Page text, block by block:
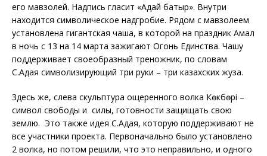
его мавзолей. Надпись гласит «Адай батыр». Внутри
находится символическое надгробие. Рядом с мавзолеем
установлена гигантская чаша, в которой на праздник Амал
в ночь с 13 на 14 марта зажигают Огонь Единства. Чашу
поддерживает своеобразный треножник, по словам
С.Адая символизирующий три руки – три казахских жуза.
Здесь же, слева скульптура ощеренного волка Көкбөрі –
символ свободы и силы, готовности защищать свою
землю. Это также идея С.Адая, которую поддерживают не
все участники проекта. Первоначально было установлено
2 волка, но потом решили, что это неправильно, и одного